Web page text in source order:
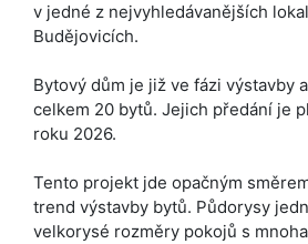
v jedné z nejvyhledáva­nějších
Budějovicích.
Bytový dům je již ve fázi výstavby
celkem 20 bytů. Jejich předání je
roku 2026.
Tento projekt jde opačným
trend výstavby bytů. Půdorysy
velkorysé rozměry pokojů s